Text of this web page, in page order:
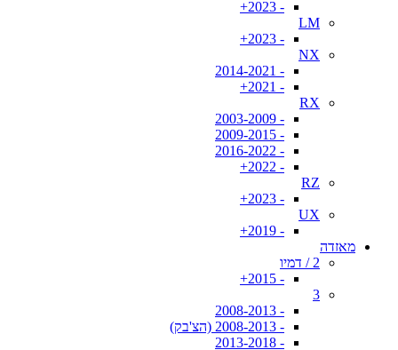
- 2023+
LM
- 2023+
NX
- 2014-2021
- 2021+
RX
- 2003-2009
- 2009-2015
- 2016-2022
- 2022+
RZ
- 2023+
UX
- 2019+
מאזדה
2 / דמיו
- 2015+
3
- 2008-2013
- 2008-2013 (הצ'בק)
- 2013-2018